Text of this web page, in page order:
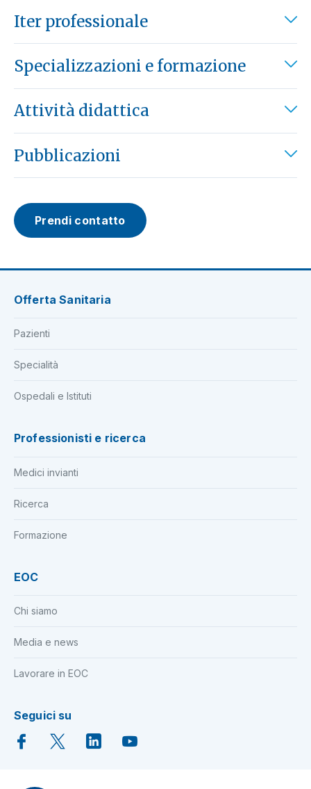
Iter professionale
Specializzazioni e formazione
Attività didattica
Pubblicazioni
Prendi contatto
Offerta Sanitaria
Pazienti
Specialità
Ospedali e Istituti
Professionisti e ricerca
Medici invianti
Ricerca
Formazione
EOC
Chi siamo
Media e news
Lavorare in EOC
Seguici su